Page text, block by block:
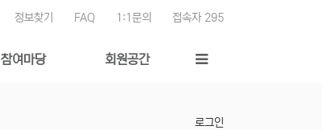
정보찾기 FAQ 1:1문의 접속자 295
참여마당 회원공간
로그인